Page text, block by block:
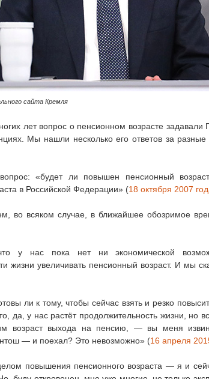
сайта Кремля
лет вопрос о пенсионном возрасте
Мы нашли несколько его ответов за
«будет ли повышен пенсионный
в Российской Федерации» (18 октября 2007
во всяком случае, в ближайшее обозримое
у нас пока нет ни экономической
жизни увеличивать пенсионный возраст. И мы
ли к тому, чтобы сейчас взять и резко
да, у нас растёт продолжительность жизни, но
возраст выхода на пенсию, — вы меня
— и поехал? Это невозможно» (16 апреля
повышения пенсионного возраста — я и